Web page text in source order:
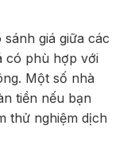
sánh giá giữa các
có phù hợp với
Một số nhà
tiền nếu bạn
thử nghiệm dịch